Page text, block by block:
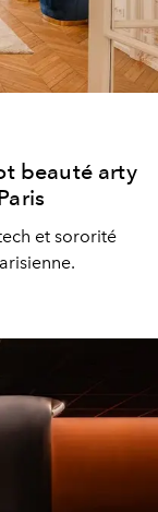
beauté arty
et sororité